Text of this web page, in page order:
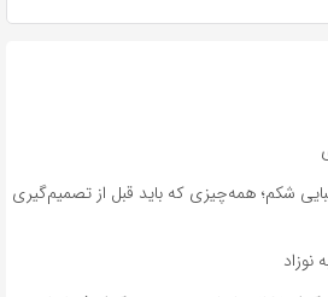
شکم؛ همه‌چیزی که باید قبل از تصمیم‌گیری